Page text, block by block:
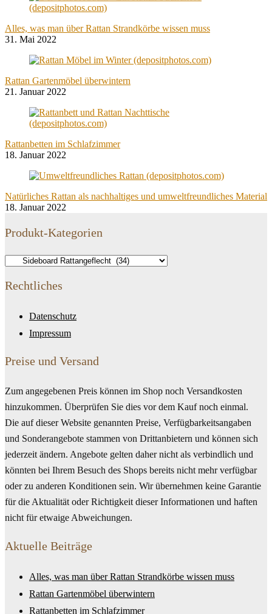
Alles, was man über Rattan Strandkörbe wissen muss
31. Mai 2022
Rattan Gartenmöbel überwintern
21. Januar 2022
Rattanbetten im Schlafzimmer
18. Januar 2022
Natürliches Rattan als nachhaltiges und umweltfreundliches Material
18. Januar 2022
Produkt-Kategorien
Rechtliches
Datenschutz
Impressum
Preise und Versand
Zum angegebenen Preis können im Shop noch Versandkosten
hinzukommen. Überprüfen Sie dies vor dem Kauf noch einmal.
Die auf dieser Website genannten Preise, Verfügbarkeitsangaben
und Sonderangebote stammen von Drittanbietern und können sich
jederzeit ändern. Angebote gelten daher nicht als verbindlich und
könnten bei Ihrem Besuch des Shops bereits nicht mehr verfügbar
oder zu anderen Konditionen sein. Wir übernehmen keine Garantie
für die Aktualität oder Richtigkeit dieser Informationen und haften
nicht für etwaige Abweichungen.
Aktuelle Beiträge
Alles, was man über Rattan Strandkörbe wissen muss
Rattan Gartenmöbel überwintern
Rattanbetten im Schlafzimmer